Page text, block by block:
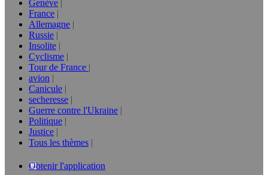
Genève
France
Allemagne
Russie
Insolite
Cyclisme
Tour de France
avion
Canicule
secheresse
Guerre contre l'Ukraine
Politique
Justice
Tous les thèmes
Obtenir l'application